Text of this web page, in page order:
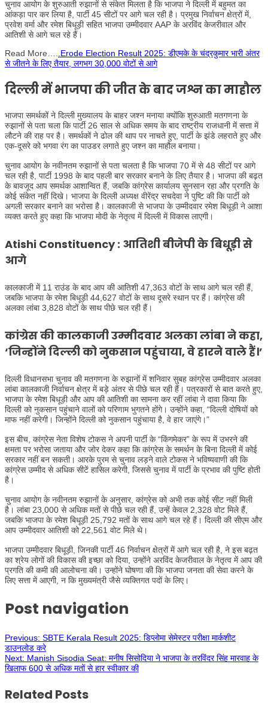
चुनाव आयोग के शुरुआती रुझानों से संकेत मिलता है कि भाजपा ने दिल्ली में बहुमत का
आंकड़ा पार कर लिया है, पार्टी 45 ​​सीटों पर आगे चल रही है। प्रमुख निर्वाचन क्षेत्रों में,
प्रवेश वर्मा और रमेश बिधूड़ी सहित भाजपा उम्मीदवार AAP के अरविंद केजरीवाल और
आतिशी से आगे चल रहे हैं।
Read More….
.Erode Election Result 2025: डीएमके के चंद्रकुमार भारी अंतर
से जीतने के लिए तैयार, लगभग 30,000 वोटों से आगे
दिल्ली में भाजपा की जीत के बाद जश्न का माहौल
भाजपा समर्थकों ने दिल्ली मुख्यालय के बाहर जश्न मनाया क्योंकि शुरुआती मतगणना के
रुझानों से पता चला कि पार्टी 26 साल से अधिक समय के बाद राष्ट्रीय राजधानी में सत्ता में
लौटने की राह पर है। समर्थकों ने ढोल की थाप पर नाचते हुए, पार्टी के झंडे लहराते हुए और
एक-दूसरे को भगवा रंग का पाउडर लगाते हुए जश्न का माहौल बनाया।
चुनाव आयोग के नवीनतम रुझानों से पता चलता है कि भाजपा 70 में से 48 सीटों पर आगे
चल रही है, पार्टी 1998 के बाद पहली बार सरकार बनाने के लिए तैयार है। भाजपा की बढ़त
के बावजूद आप समर्थक आशान्वित हैं, जबकि कांग्रेस कार्यालय सुनसान रहा और प्रगति के
कोई संकेत नहीं दिखे। भाजपा के दिल्ली अध्यक्ष वीरेंद्र सचदेवा ने पुष्टि की कि पार्टी को
अगली सरकार बनाने का भरोसा है। कालकाजी से भाजपा के उम्मीदवार रमेश बिधूड़ी ने आशा
व्यक्त करते हुए कहा कि भाजपा मोदी के नेतृत्व में दिल्ली में विकास लाएगी।
Atishi Constituency : आतिशी बीजेपी के बिधूड़ी से
आगे
कालकाजी में 11 राउंड के बाद आप की आतिशी 47,363 वोटों के साथ आगे चल रही हैं,
जबकि भाजपा के रमेश बिधूड़ी 44,627 वोटों के साथ दूसरे स्थान पर हैं। कांग्रेस की
अलका लांबा 3,828 वोटों के साथ पीछे चल रही हैं।
कांग्रेस की कालकाजी उम्मीदवार अलका लांबा ने कहा,
‘जिन्होंने दिल्ली को नुकसान पहुंचाया, वे हारने वाले हैं।’
दिल्ली विधानसभा चुनाव की मतगणना के रुझानों में शनिवार सुबह कांग्रेस उम्मीदवार अलका
लांबा कालकाजी निर्वाचन क्षेत्र में बड़े अंतर से पीछे चल रही हैं। पत्रकारों से बात करते हुए,
भाजपा के रमेश बिधूड़ी और आप की आतिशी का सामना कर रहीं लांबा ने दावा किया कि
दिल्ली को नुकसान पहुंचाने वालों को परिणाम भुगतने होंगे। उन्होंने कहा, “दिल्ली दोषियों को
माफ नहीं करेगी। जिन्होंने दिल्ली को नुकसान पहुंचाया है, वे हार जाएंगे।”
इस बीच, कांग्रेस नेता विशेष टोकस ने अपनी पार्टी के “किंगमेकर” के रूप में उभरने की
क्षमता पर भरोसा जताया और जोर देकर कहा कि कांग्रेस के समर्थन के बिना दिल्ली में कोई
सरकार नहीं बन सकती। आरके पुरम से चुनाव लड़ने वाले टोकस ने भविष्यवाणी की कि
कांग्रेस उम्मीद से अधिक सीटें हासिल करेगी, जिससे चुनाव में पार्टी के प्रभाव की पुष्टि होती
है।
चुनाव आयोग के नवीनतम रुझानों के अनुसार, कांग्रेस को अभी तक कोई सीट नहीं मिली
है। लांबा 23,000 से अधिक मतों से पीछे चल रही हैं, उन्हें केवल 2,328 वोट मिले हैं,
जबकि भाजपा के रमेश बिधूड़ी 25,792 मतों के साथ आगे चल रहे हैं। दिल्ली की सीएम और
आप उम्मीदवार आतिशी को 22,561 वोट मिले थे।
भाजपा उम्मीदवार बिधूड़ी, जिनकी पार्टी 46 निर्वाचन क्षेत्रों में आगे चल रही है, ने इस बढ़त
का श्रेय लोगों की विकास की इच्छा को दिया, उन्होंने अरविंद केजरीवाल के नेतृत्व में आप की
प्रगति की कमी की आलोचना की। उन्होंने घोषणा की कि भाजपा जनता की सेवा करने के
लिए सत्ता में आएगी, न कि मुख्यमंत्री जैसे व्यक्तिगत पदों के लिए।
Post navigation
Previous: SBTE Kerala Result 2025: डिप्लोमा सेमेस्टर परीक्षा मार्कशीट
डाउनलोड करे
Next: Manish Sisodia Seat: मनीष सिसोदिया ने भाजपा के तरविंदर सिंह मारवाह के
खिलाफ 600 से अधिक मतों से हार स्वीकार की
Related Posts